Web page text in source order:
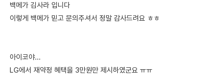
백메가 김사라 입니다
이렇게 백메가 믿고 문의주셔서 정말 감사드려요 ㅎㅎ
아이코야...
LG에서 재약정 혜택을 3만원만 제시하였군요 ㅠㅠ